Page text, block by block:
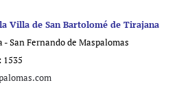
Villa de San Bartolomé de Tirajana
San Fernando de Maspalomas
: 1535